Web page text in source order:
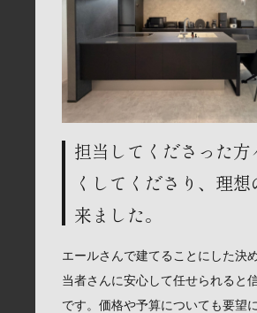
担当してくださった方
くしてくださり、理
来ました。
エールさんで建てることにした決
当者さんに安心して任せられると
です。価格や予算についても要望